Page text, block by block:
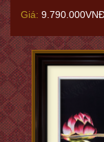
Giá: